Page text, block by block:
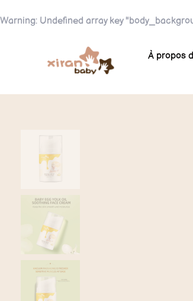
Warning: Undefined array key
À propos